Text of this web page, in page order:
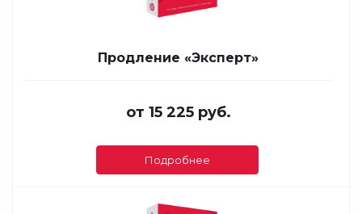
Продление «Эксперт»
от 15 225 руб.
Подробнее